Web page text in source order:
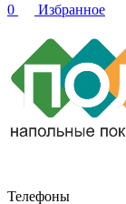
0
Избранное
Телефоны